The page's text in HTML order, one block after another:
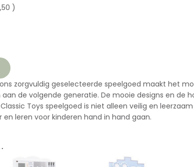
)
zorgvuldig geselecteerde speelgoed maakt het
de volgende generatie. De mooie designs en de
Toys speelgoed is niet alleen veilig en
en leren voor kinderen hand in hand gaan.